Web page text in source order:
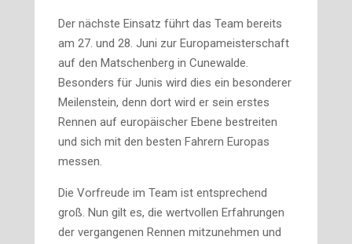
Der nächste Einsatz führt das Team bereits
am 27. und 28. Juni zur Europameisterschaft
auf den Matschenberg in Cunewalde.
Besonders für Junis wird dies ein besonderer
Meilenstein, denn dort wird er sein erstes
Rennen auf europäischer Ebene bestreiten
und sich mit den besten Fahrern Europas
messen.
Die Vorfreude im Team ist entsprechend
groß. Nun gilt es, die wertvollen Erfahrungen
der vergangenen Rennen mitzunehmen und